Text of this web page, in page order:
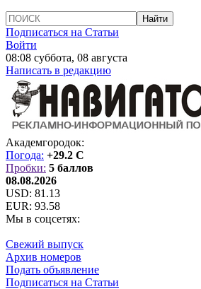
Подписаться на Статьи
Войти
08:08 суббота, 08 августа
Написать в редакцию
Академгородок:
Погода: +29.2 C
Пробки: 5 баллов
08.08.2026
USD: 81.13
EUR: 93.58
Мы в соцсетях:
Свежий выпуск
Архив номеров
Подать объявление
Подписаться на Статьи